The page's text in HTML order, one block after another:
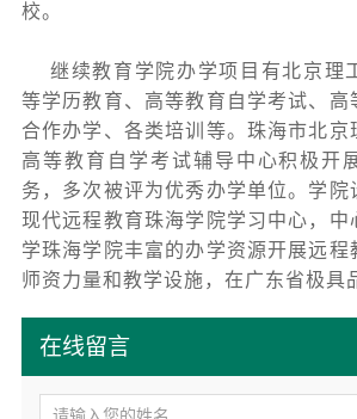
在线留言
校。
继续教育学院办学项目有北京理
等学历教育、高等教育自学考试、高
合作办学、各类培训等。珠海市北京
高等教育自学考试辅导中心积极开
务，多次被评为优秀办学单位。学院
现代远程教育珠海学院学习中心，中
学珠海学院丰富的办学资源开展远程
师资力量和教学设施，在广东省极具